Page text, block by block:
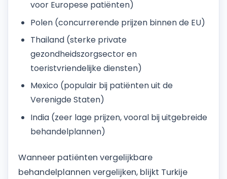
voor Europese patiënten)
Polen (concurrerende prijzen binnen de EU)
Thailand (sterke private
gezondheidszorgsector en
toeristvriendelijke diensten)
Mexico (populair bij patiënten uit de
Verenigde Staten)
India (zeer lage prijzen, vooral bij uitgebreide
behandelplannen)
Wanneer patiënten vergelijkbare
behandelplannen vergelijken, blijkt Turkije